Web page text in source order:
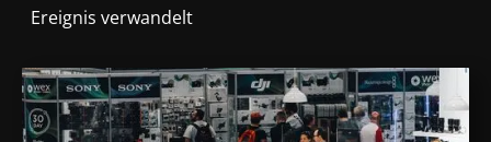
Ereignis verwandelt